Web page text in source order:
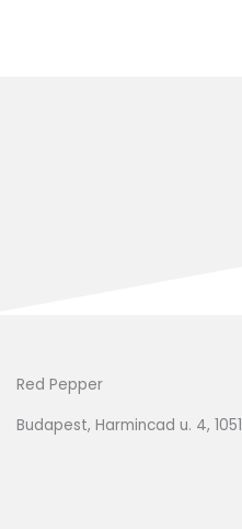
Red Pepper
Budapest, Harmincad u. 4, 1051